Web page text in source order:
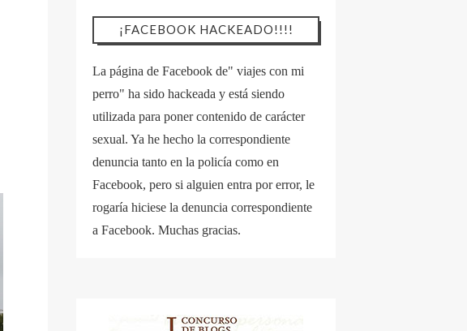
¡FACEBOOK HACKEADO!!!!
La página de Facebook de" viajes con mi
perro" ha sido hackeada y está siendo
utilizada para poner contenido de carácter
sexual. Ya he hecho la correspondiente
denuncia tanto en la policía como en
Facebook, pero si alguien entra por error, le
rogaría hiciese la denuncia correspondiente
a Facebook. Muchas gracias.